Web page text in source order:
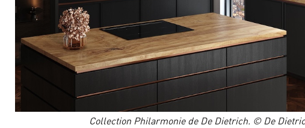
Collection Philarmonie de De Dietrich. © De